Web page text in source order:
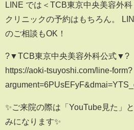
LINE では＜TCB東京中央美容外
クリニックの予約はもちろん。
のご相談もOK！
?▼TCB東京中央美容外科公式▼?
https://aoki-tsuyoshi.com/line-form?
✨ご来院の際は「YouTube見た」
みになります✨